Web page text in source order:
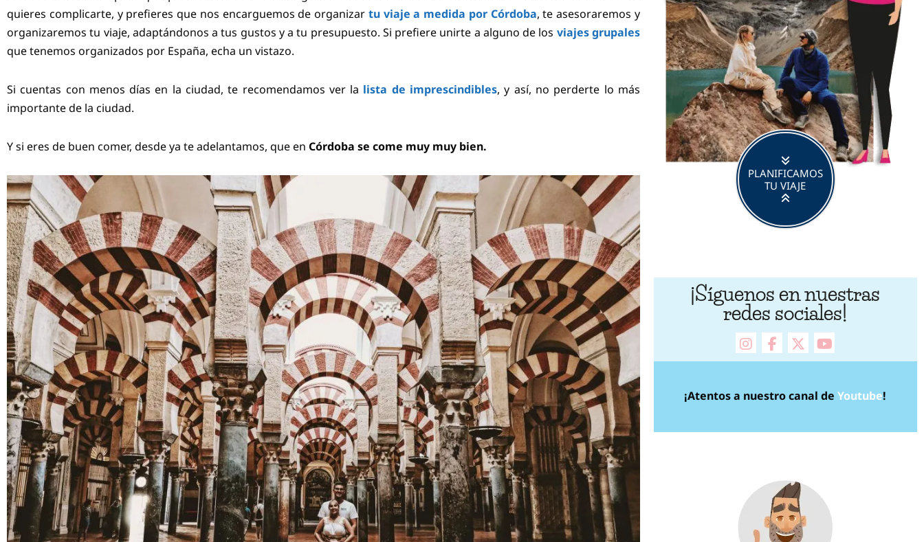
quieres complicarte, y prefieres que nos encarguemos de organizar tu viaje a medida por Córdoba, te asesoraremos y
organizaremos tu viaje, adaptándonos a tus gustos y a tu presupuesto. Si prefiere unirte a alguno de los viajes grupales
que tenemos organizados por España, echa un vistazo.
Si cuentas con menos días en la ciudad, te recomendamos ver la lista de imprescindibles, y así, no perderte lo más
importante de la ciudad.
Y si eres de buen comer, desde ya te adelantamos, que en Córdoba se come muy muy bien.
PLANIFICAMOS
TU VIAJE
¡Síguenos en nuestras
redes sociales!
instagramfacebookX Twitter
¡Atentos a nuestro canal deYoutube!